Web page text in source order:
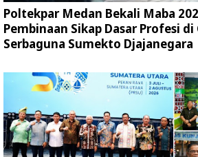
Poltekpar Medan Bekali Maba
Pembinaan Sikap Dasar Profesi di
Serbaguna Sumekto Djajanegara